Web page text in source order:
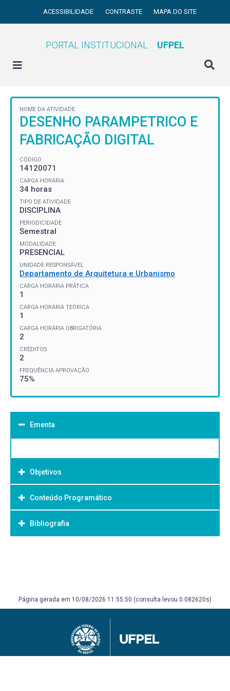
ACESSIBILIDADE CONTRASTE MAPA DO SITE
PORTAL INSTITUCIONAL UFPEL
NOME DA ATIVIDADE
DESENHO PARAMPETRICO E
FABRICAÇÃO DIGITAL
CÓDIGO
14120071
CARGA HORÁRIA
34 horas
TIPO DE ATIVIDADE
DISCIPLINA
PERIODICIDADE
Semestral
MODALIDADE
PRESENCIAL
UNIDADE RESPONSÁVEL
Departamento de Arquitetura e Urbanismo
CARGA HORÁRIA PRÁTICA
1
CARGA HORÁRIA TEÓRICA
1
CARGA HORÁRIA OBRIGATÓRIA
2
CRÉDITOS
2
FREQUÊNCIA APROVAÇÃO
75%
Ementa
Objetivos
Objetivo Geral:
Conteúdo Programático
Bibliografia
Página gerada em 10/08/2026 11:55:50 (consulta levou 0.082620s)